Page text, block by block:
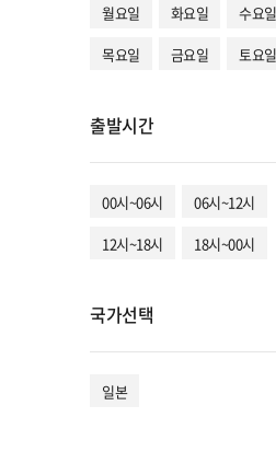
월요일 화요일
수요일
목요일
금요일 토요일
출발시간
00시~06시
06시~12시
12시~18시
18시~00시
국가선택
일본